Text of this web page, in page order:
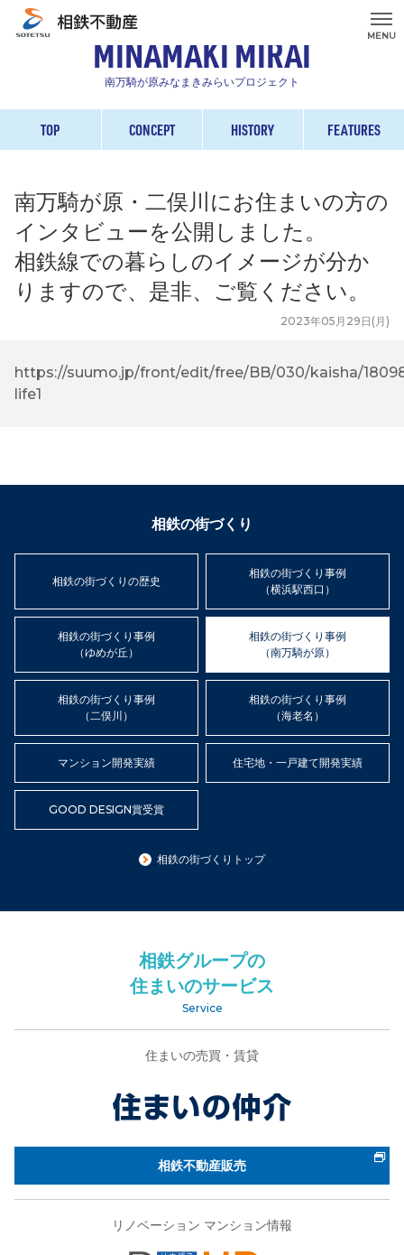
MENU
MINAMAKI MIRAI
南万騎が原みなまきみらいプロジェクト
TOP CONCEPT HISTORY FEATURES
南万騎が原・二俣川にお住まいの方の
インタビューを公開しました。
相鉄線での暮らしのイメージが分か
りますので、是非、ご覧ください。
2023年05月29日(月)
https://suumo.jp/front/edit/free/BB/030/kaisha/
life1
相鉄の街づくり
相鉄の街づくりトップ
相鉄の街づくりの歴史
相鉄の街づくり事例
（横浜駅西口）
相鉄の街づくり事例
（ゆめが丘）
相鉄の街づくり事例
（南万騎が原）
相鉄の街づくり事例
（二俣川）
相鉄の街づくり事例
（海老名）
マンション開発実績 住宅地・一戸建て開発実績
GOOD DESIGN賞受賞
相鉄グループの
住まいのサービス
Service
住まいの売買・賃貸
相鉄不動産販売
リノベーション マンション情報